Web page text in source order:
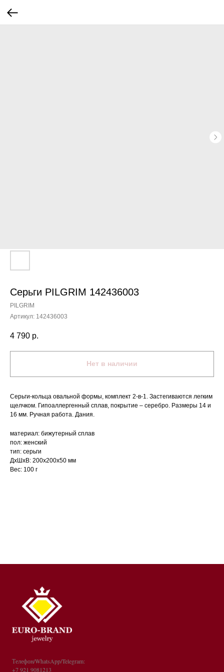
Серьги PILGRIM 142436003
PILGRIM
Артикул: 142436003
4 790 р.
Нет в наличии
Серьги-кольца овальной формы, комплект 2-в-1. Застегиваются легким
щелчком. Гипоаллергенный сплав, покрытие – серебро. Размеры 14 и
16 мм. Ручная работа. Дания.
материал: бижутерный сплав
пол: женский
тип: серьги
ДxШxВ: 200x200x50 мм
Вес: 100 г
Телефон/WhatsApp/Telegram:
+7 921 9081213